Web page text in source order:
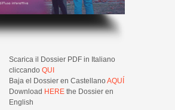
Scarica il Dossier PDF in Italiano
cliccando QUI
Baja el Dossier en Castellano AQUÍ
Download HERE the Dossier en
English